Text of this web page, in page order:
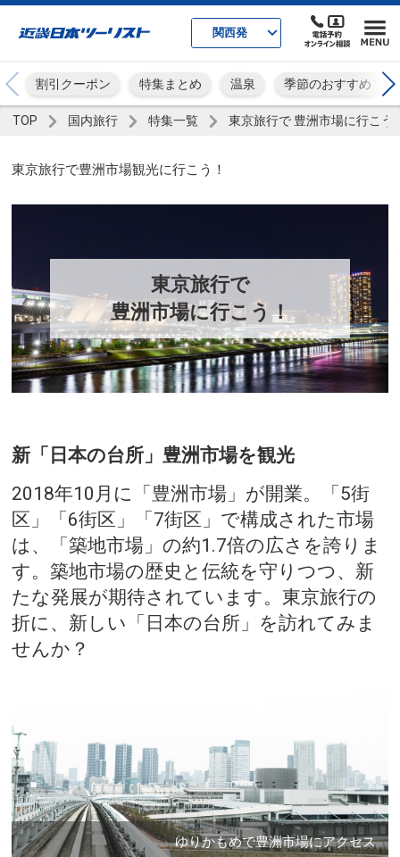
関西発
割引クーポン 特集まとめ 温泉 季節のおすすめ
TOP 国内旅行 特集一覧 東京旅行で 豊洲市場に行こう
東京旅行で豊洲市場観光に行こう！
東京旅行で
豊洲市場に行こう！
新「日本の台所」豊洲市場を観光
2018年10月に「豊洲市場」が開業。「5街
区」「6街区」「7街区」で構成された市場
は、「築地市場」の約1.7倍の広さを誇りま
す。築地市場の歴史と伝統を守りつつ、新
たな発展が期待されています。東京旅行の
折に、新しい「日本の台所」を訪れてみま
せんか？
ゆりかもめで豊洲市場にアクセス